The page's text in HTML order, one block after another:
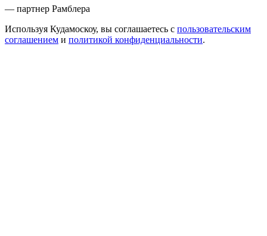
— партнер Рамблера
Используя Кудамоскоу, вы соглашаетесь с пользовательским
соглашением и политикой конфиденциальности.